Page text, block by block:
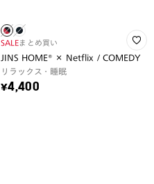
SALEまとめ買い
JINS HOME® × Netflix / COMEDY
リラックス・睡眠
¥4,400